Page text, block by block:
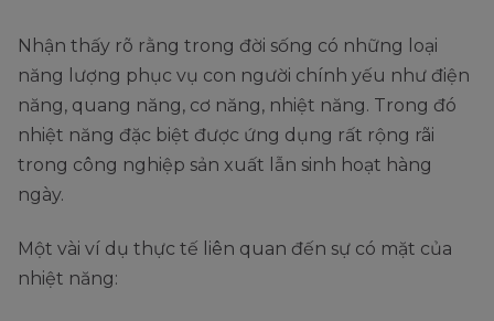
Nhận thấy rõ rằng trong đời sống có những loại
năng lượng phục vụ con người chính yếu như điện
năng, quang năng, cơ năng, nhiệt năng. Trong đó
nhiệt năng đặc biệt được ứng dụng rất rộng rãi
trong công nghiệp sản xuất lẫn sinh hoạt hàng
ngày.
Một vài ví dụ thực tế liên quan đến sự có mặt của
nhiệt năng: